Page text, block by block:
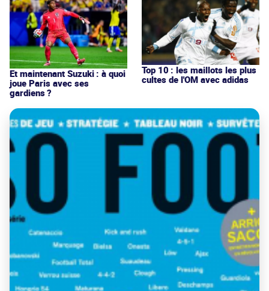
Et maintenant Suzuki : à quoi
joue Paris avec ses
gardiens ?
Top 10 : les maillots les plus
cultes de l'OM avec adidas